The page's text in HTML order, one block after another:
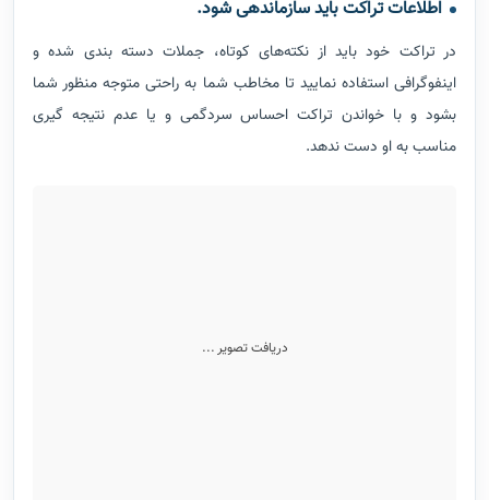
اطلاعات تراکت باید سازماندهی شود.
در تراکت خود باید از نکته‌های کوتاه، جملات دسته بندی شده و
اینفوگرافی استفاده نمایید تا مخاطب شما به راحتی متوجه منظور شما
بشود و با خواندن تراکت احساس سردگمی و یا عدم نتیجه گیری
مناسب به او دست ندهد.